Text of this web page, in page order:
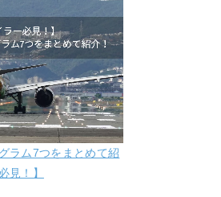
ラム7つをまとめて紹
見！】